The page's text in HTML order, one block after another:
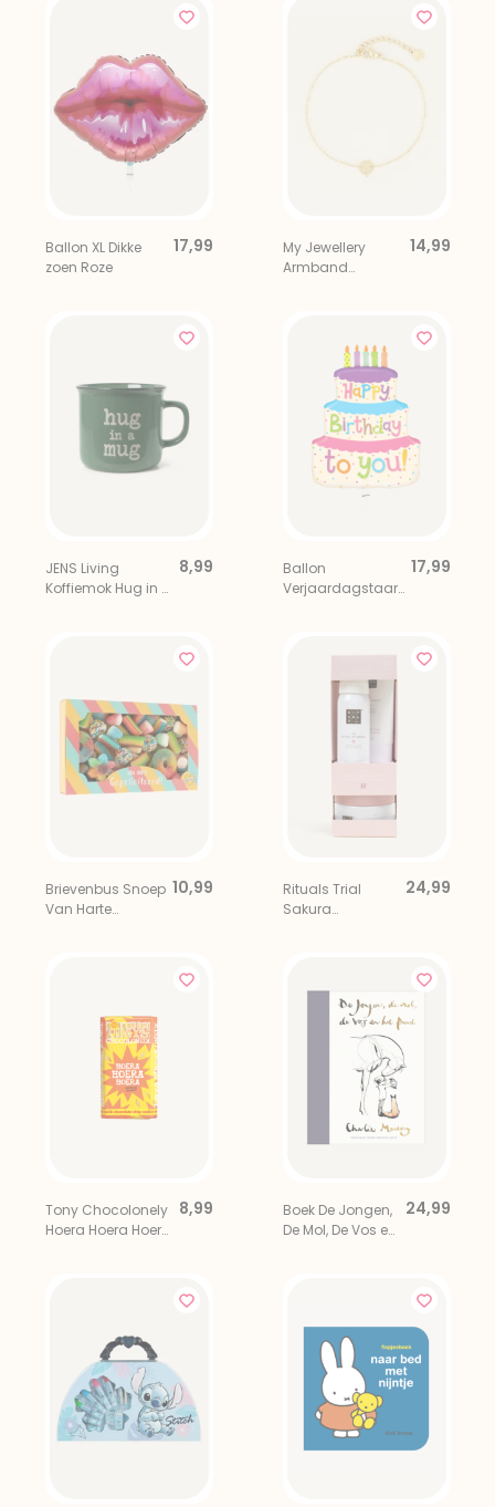
Ballon XL Dikke
zoen Roze
17,99
My Jewellery
Armband
14,99
JENS Living
Koffiemok Hug in a
8,99
Ballon
Verjaardagstaart
17,99
Brievenbus Snoep
Van Harte
10,99
Rituals Trial
Sakura
24,99
Tony Chocolonely
Hoera Hoera Hoera
8,99
Boek De Jongen,
De Mol, De Vos en
24,99